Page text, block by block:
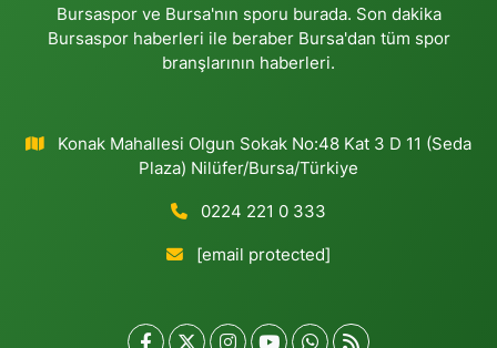
Bursaspor ve Bursa'nın sporu burada. Son dakika
Bursaspor haberleri ile beraber Bursa'dan tüm spor
branşlarının haberleri.
Konak Mahallesi Olgun Sokak No:48 Kat 3 D 11 (Seda
Plaza) Nilüfer/Bursa/Türkiye
0224 221 0 333
[email protected]